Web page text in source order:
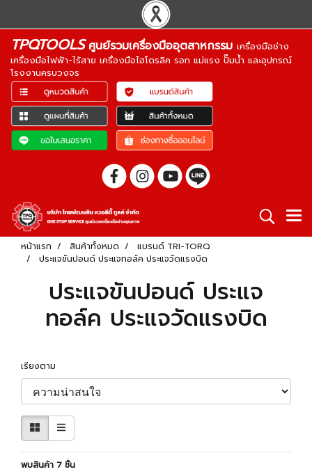
TPQTOOLSศูนย์รวมเครื่องมืออุตสาหกรรม เครื่องมือช่าง
เครื่องมือไฟฟ้า-ไร้สาย เครื่องมือไฮโดรลิค รอก แม่แรง ปั๊มน้ำ และอุปกรณ์
โรงงานครบวงจร
หน้าแรก สินค้าทั้งหมด
แบรนด์ TRI-TORQ
ประแจขันปอนด์ ประแจทอล์ค ประแจวัดแรงบิด
ประแจขันปอนด์ ประแจ
ทอล์ค ประแจวัดแรงบิด
เรียงตาม
พบสินค้า 7 ชิ้น